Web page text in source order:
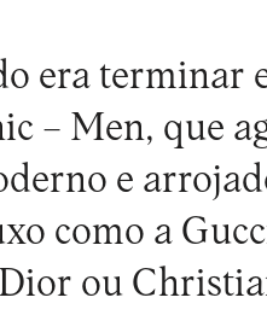
era terminar
– Men, que
e
como a
ou